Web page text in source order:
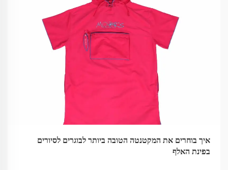
איך בוחרים את המקטנטה הטובה ביותר לבוגרים לסיורים
בפינת האלף